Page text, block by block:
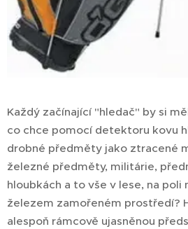
Každý začínající "hledač" by si
co chce pomocí detektoru kovu
drobné předměty jako ztracené
železné předměty, militárie,
hloubkách a to vše v lese, na poli
železem zamořeném prostředí?
alespoň rámcově ujasněnou